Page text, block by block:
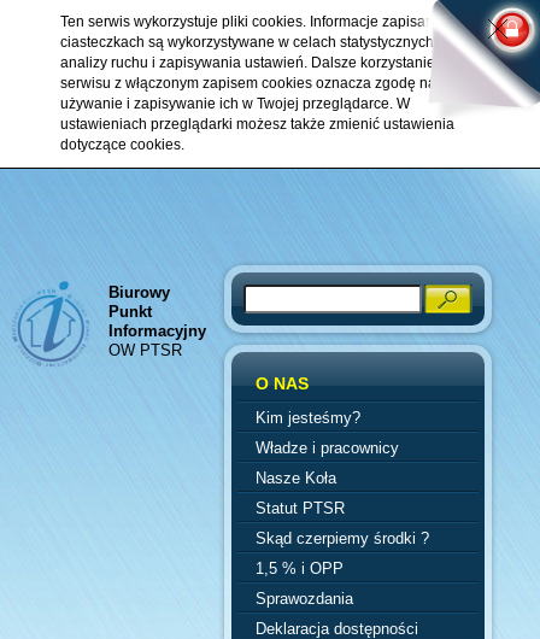
Ten serwis wykorzystuje pliki cookies. Informacje zapisane w
ciasteczkach są wykorzystywane w celach statystycznych,
analizy ruchu i zapisywania ustawień. Dalsze korzystanie z
serwisu z włączonym zapisem cookies oznacza zgodę na ich
używanie i zapisywanie ich w Twojej przeglądarce. W
ustawieniach przeglądarki możesz także zmienić ustawienia
dotyczące cookies.
Biurowy
Punkt
Informacyjny
OW PTSR
Search
O NAS
Kim jesteśmy?
Władze i pracownicy
Nasze Koła
Statut PTSR
Skąd czerpiemy środki ?
1,5 % i OPP
Sprawozdania
Deklaracja dostępności